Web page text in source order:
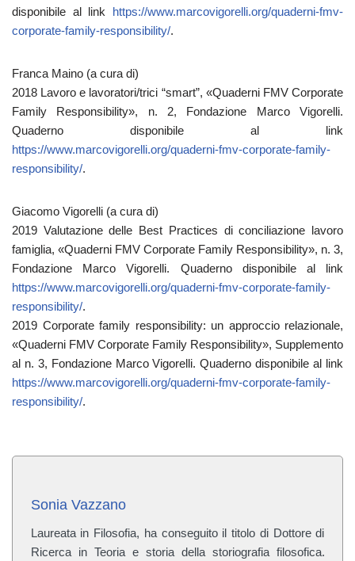
disponibile al link https://www.marcovigorelli.org/quaderni-fmv-
corporate-family-responsibility/.
Franca Maino (a cura di)
2018 Lavoro e lavoratori/trici “smart”, «Quaderni FMV Corporate
Family Responsibility», n. 2, Fondazione Marco Vigorelli.
Quaderno disponibile al link
https://www.marcovigorelli.org/quaderni-fmv-corporate-family-
responsibility/.
Giacomo Vigorelli (a cura di)
2019 Valutazione delle Best Practices di conciliazione lavoro
famiglia, «Quaderni FMV Corporate Family Responsibility», n. 3,
Fondazione Marco Vigorelli. Quaderno disponibile al link
https://www.marcovigorelli.org/quaderni-fmv-corporate-family-
responsibility/.
2019 Corporate family responsibility: un approccio relazionale,
«Quaderni FMV Corporate Family Responsibility», Supplemento
al n. 3, Fondazione Marco Vigorelli. Quaderno disponibile al link
https://www.marcovigorelli.org/quaderni-fmv-corporate-family-
responsibility/.
Sonia Vazzano
Laureata in Filosofia, ha conseguito il titolo di Dottore di
Ricerca in Teoria e storia della storiografia filosofica.